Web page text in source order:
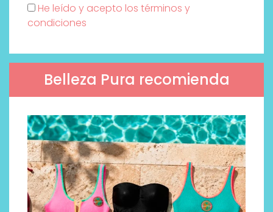
He leído y acepto los términos y
condiciones
Belleza Pura recomienda